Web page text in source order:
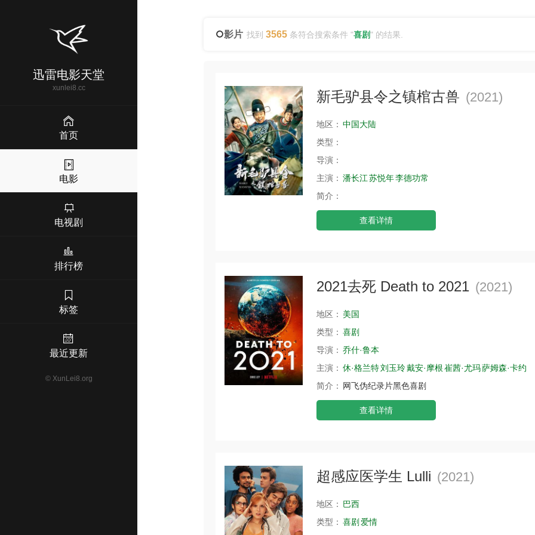
迅雷电影天堂
xunlei8.cc
首页
电影
电视剧
排行榜
标签
最近更新
© XunLei8.org
影片 找到3565 条符合搜索条件 "喜剧" 的结果.
新毛驴县令之镇棺古兽 (2021)
地区： 中国大陆
类型：
导演：
主演： 潘长江苏悦年李德功常
简介：
查看详情
2021去死 Death to 2021 (2021)
地区： 美国
类型： 喜剧
导演： 乔什·鲁本
主演： 休·格兰特刘玉玲戴安·摩根崔茜·尤玛萨姆森·卡约
简介： 网飞伪纪录片黑色喜剧
查看详情
超感应医学生 Lulli (2021)
地区： 巴西
类型： 喜剧爱情